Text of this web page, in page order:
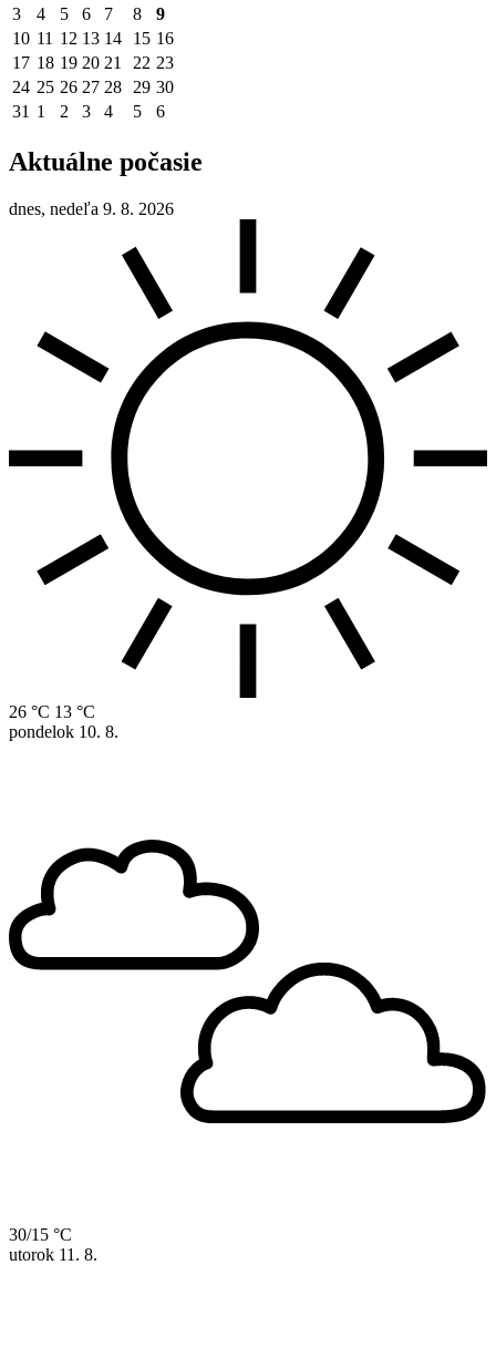
3
4 5 6 7 8
9
10 11 12 13 14 15 16
17 18 19 20 21 22 23
24 25 26 27 28 29 30
31 1 2 3 4 5 6
Aktuálne počasie
dnes, nedeľa 9. 8. 2026
26 °C 13 °C
pondelok 10. 8.
30/15 °C
utorok 11. 8.